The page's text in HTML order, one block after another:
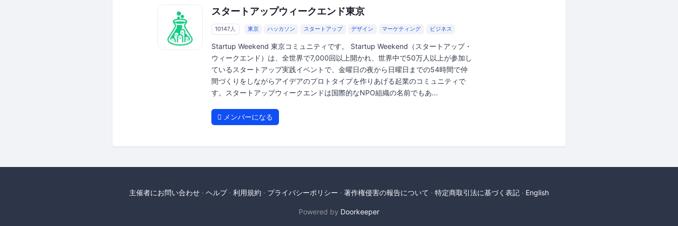
スタートアップウィークエンド東京
10147人 東京 ハッカソン スタートアップ デザイン マーケティング ビジネス
Startup Weekend 東京コミュニティです。 Startup Weekend（スタートアップ・
ウィークエンド）は、全世界で7,000回以上開かれ、世界中で50万人以上が参加し
ているスタートアップ実践イベントで、金曜日の夜から日曜日までの54時間で仲
間づくりをしながらアイデアのプロトタイプを作りあげる起業のコミュニティで
す。スタートアップウィークエンドは国際的なNPO組織の名前でもあ...
メンバーになる
主催者にお問い合わせ ヘルプ 利用規約 プライバシーポリシー 著作権侵害の報告について 特定商取引法に基づく表記 English
Powered by Doorkeeper